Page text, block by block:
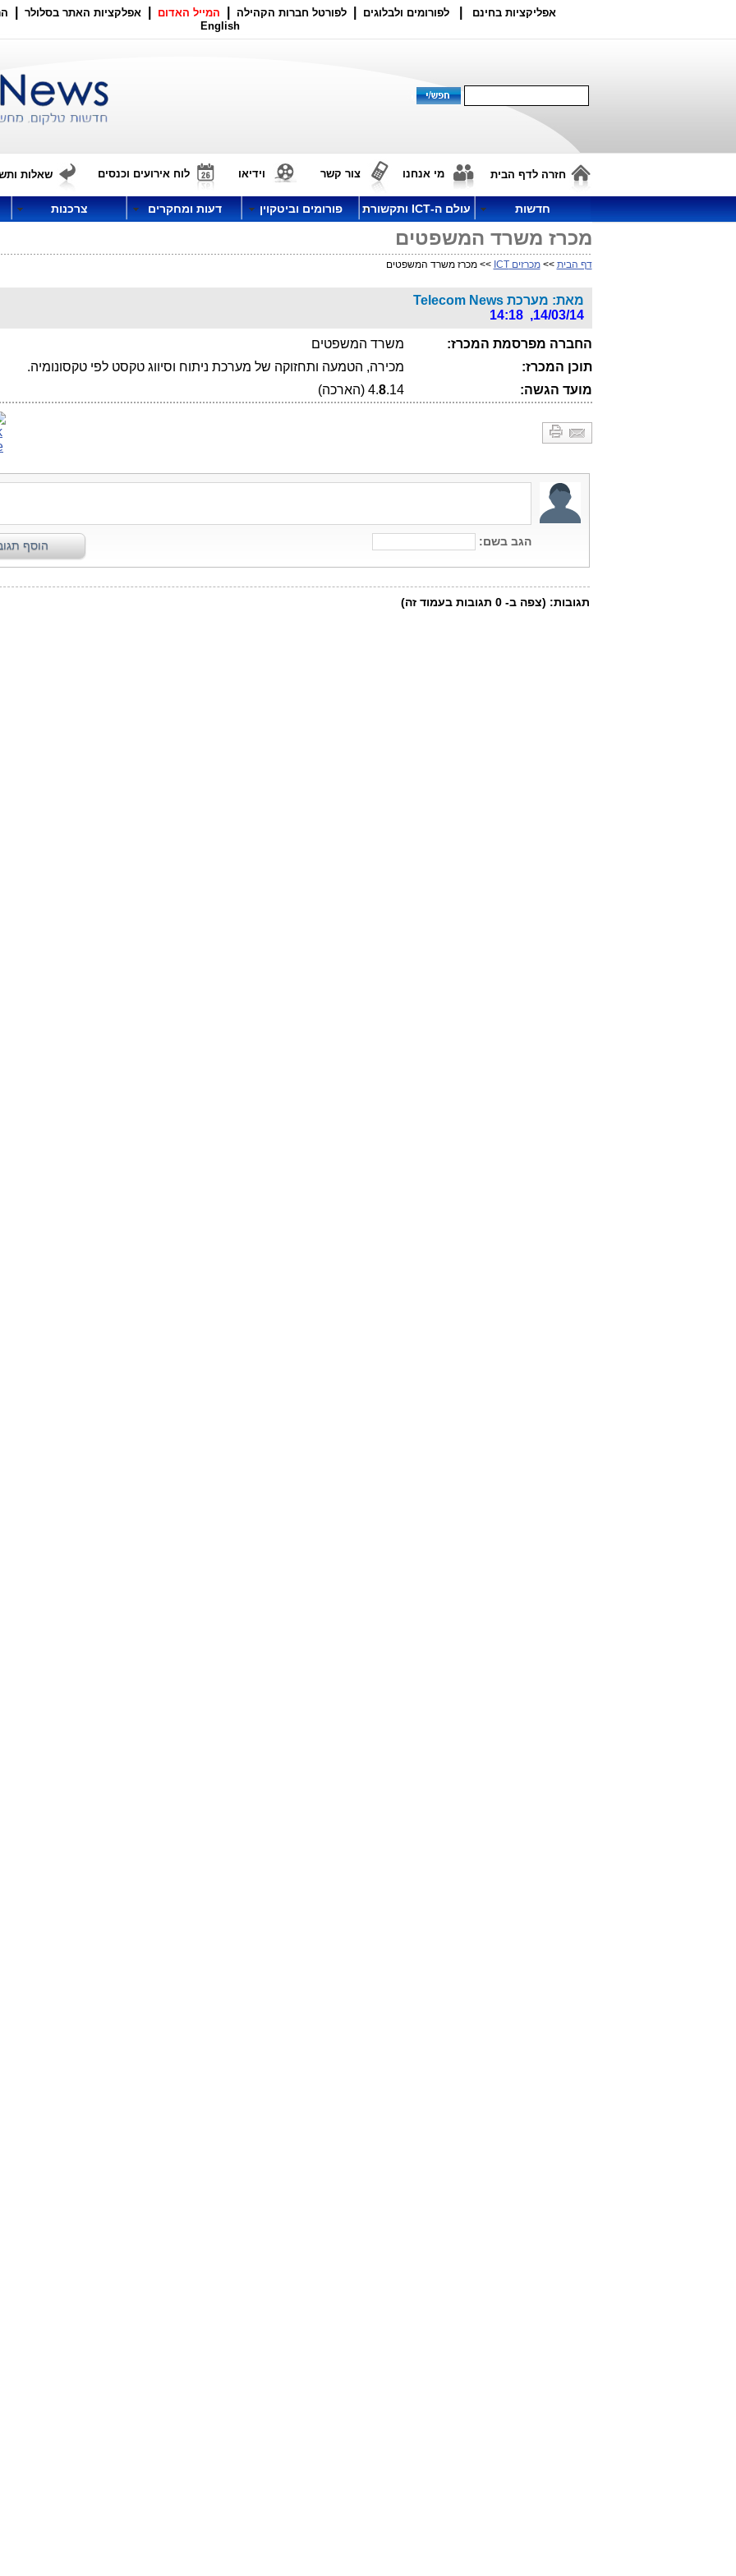
אפליקציות בחינם לפורומים ולבלוגים לפורטל חברות הקהילה המייל האדום אפלקציות האתר בסלולר
English
חזרה לדף הבית מי אנחנו צור קשר וידיאו לוח אירועים וכנסים שאלות
חדשות עולם ה-ICT ותקשורת פורומים וביטקוין דעות ומחקרים צרכנות
מכרז משרד המשפטים
דף הבית >>מכרזים ICT >> מכרז משרד המשפטים
מאת: מערכת Telecom News
14/03/14, 14:18
החברה מפרסמת המכרז:
משרד המשפטים
תוכן המכרז:
מכירה, הטמעה ותחזוקה של מערכת ניתוח וסיווג טקסט לפי טקסונומיה.
מועד הגשה:
4.8.14 (הארכה)